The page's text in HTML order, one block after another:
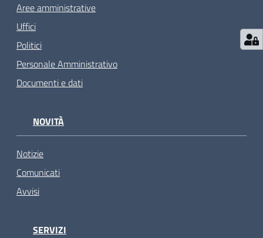
Aree amministrative
Uffici
Politici
Personale Amministrativo
Documenti e dati
NOVITÀ
Notizie
Comunicati
Avvisi
SERVIZI